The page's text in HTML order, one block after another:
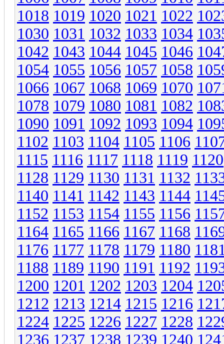
1018 1019 1020 1021 1022
1030 1031 1032 1033 1034
1042 1043 1044 1045 1046
1054 1055 1056 1057 1058
1066 1067 1068 1069 1070
1078 1079 1080 1081 1082
1090 1091 1092 1093 1094
1102 1103 1104 1105 1106
1115 1116 1117 1118 1119 1120
1128 1129 1130 1131 1132
1140 1141 1142 1143 1144
1152 1153 1154 1155 1156
1164 1165 1166 1167 1168
1176 1177 1178 1179 1180
1188 1189 1190 1191 1192
1200 1201 1202 1203 1204
1212 1213 1214 1215 1216
1224 1225 1226 1227 1228
1236 1237 1238 1239 1240